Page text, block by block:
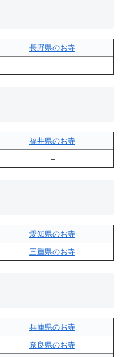
長野県のお寺
–
福井県のお寺
–
愛知県のお寺
三重県のお寺
兵庫県のお寺
奈良県のお寺